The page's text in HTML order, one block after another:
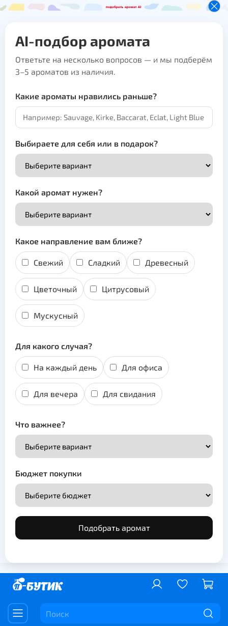
AI-подбор аромата
Ответьте на несколько вопросов — и мы подберём
3–5 ароматов из наличия.
Какие ароматы нравились раньше?
Выбираете для себя или в подарок?
Какой аромат нужен?
Какое направление вам ближе?
Свежий Сладкий Древесный
Цветочный Цитрусовый
Мускусный
Для какого случая?
На каждый день Для офиса
Для вечера Для свидания
Что важнее?
Бюджет покупки
Подобрать аромат